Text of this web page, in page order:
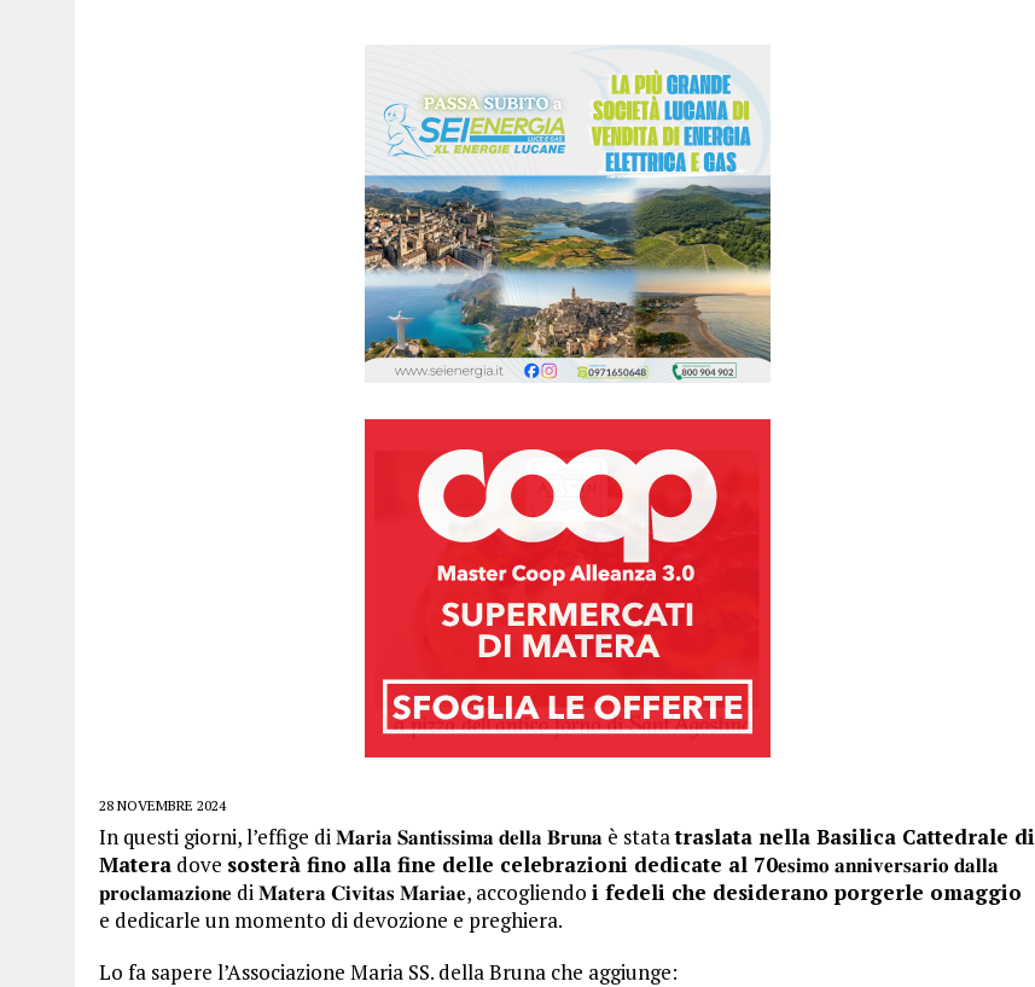
28 NOVEMBRE 2024
In questi giorni, l’effige di 𝐌𝐚𝐫𝐢𝐚 𝐒𝐚𝐧𝐭𝐢𝐬𝐬𝐢𝐦𝐚 𝐝𝐞𝐥𝐥𝐚 𝐁𝐫𝐮𝐧𝐚 è statatraslata nella Basilica Cattedrale di
Matera dove sosterà fino alla fine delle celebrazioni dedicate al 70𝐞𝐬𝐢𝐦𝐨 𝐚𝐧𝐧𝐢𝐯𝐞𝐫𝐬𝐚𝐫𝐢𝐨 𝐝𝐚𝐥𝐥𝐚
𝐩𝐫𝐨𝐜𝐥𝐚𝐦𝐚𝐳𝐢𝐨𝐧𝐞 di 𝐌𝐚𝐭𝐞𝐫𝐚 𝐂𝐢𝐯𝐢𝐭𝐚𝐬 𝐌𝐚𝐫𝐢𝐚𝐞, accogliendo i fedeli che desiderano porgerle omaggio
e dedicarle un momento di devozione e preghiera.
Lo fa sapere l’Associazione Maria SS. della Bruna che aggiunge: